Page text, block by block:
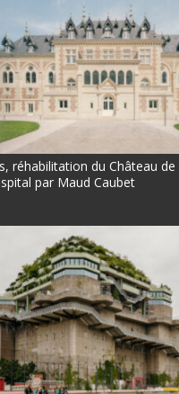
réhabilitation du Château de
par Maud Caubet